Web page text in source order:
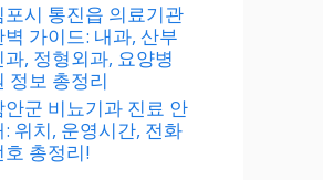
포시 통진읍 의료기관
벽 가이드: 내과, 산부
과, 정형외과, 요양병
정보 총정리
안군 비뇨기과 진료 안
: 위치, 운영시간, 전화
호 총정리!